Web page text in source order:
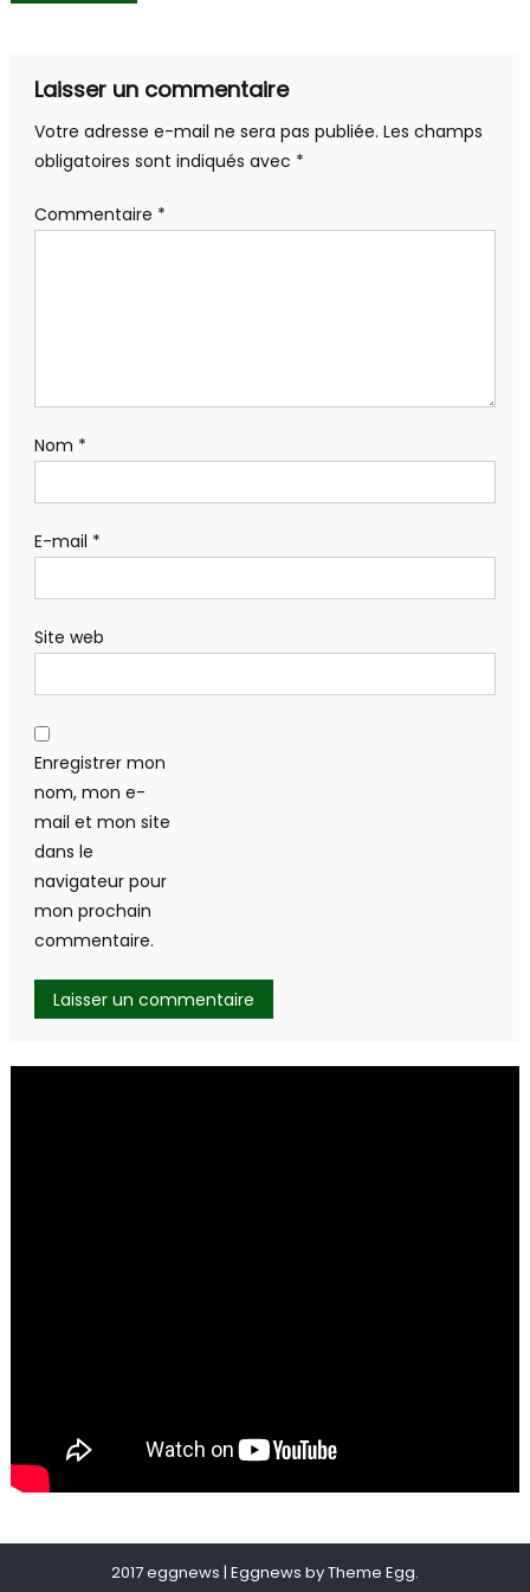
l’article
Laisser un commentaire
Votre adresse e-mail ne sera pas publiée. Les champs
obligatoires sont indiqués avec *
Commentaire *
Nom *
E-mail *
Site web
Enregistrer mon
nom, mon e-
mail et mon site
dans le
navigateur pour
mon prochain
commentaire.
2017 eggnews | Eggnews byTheme Egg.